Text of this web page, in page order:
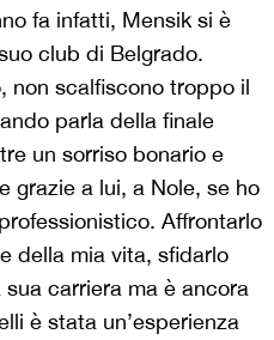
fa infatti, Mensik si è
club di Belgrado.
non scalfiscono troppo il
parla della finale
un sorriso bonario e
grazie a lui, a Nole, se ho
Affrontarlo
della mia vita, sfidarlo
carriera ma è ancora
è stata un’esperienza